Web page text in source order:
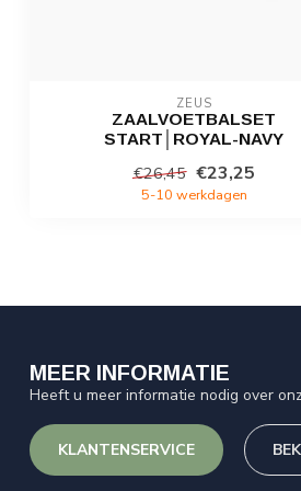
ZEUS
ZAALVOETBALSET
START│ROYAL-NAVY
€26,45 €23,25
5-10 werkdagen
MEER INFORMATIE
Heeft u meer informatie nodig over
KLANTENSERVICE